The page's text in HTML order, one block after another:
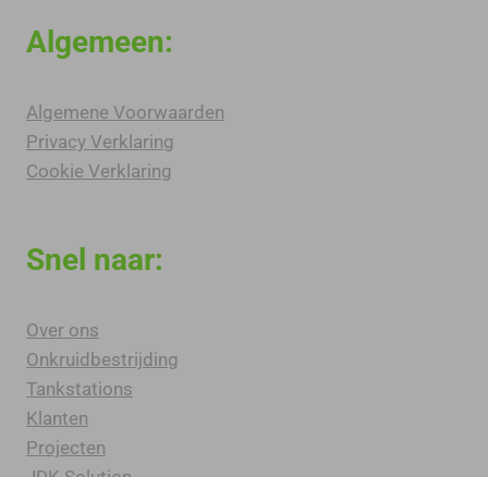
Algemeen:
Algemene Voorwaarden
Privacy Verklaring
Cookie Verklaring
Snel naar:
Over ons
Onkruidbestrijding
Tankstations
Klanten
Projecten